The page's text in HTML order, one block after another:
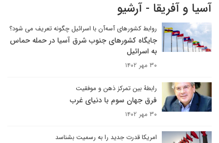
آسیا و آفریقا - آرشیو
روابط کشورهای آسه‌آن با اسرائیل چگونه تعریف می شود؟
جایگاه کشورهای جنوب شرق آسیا در حمله حماس
به اسرائیل
۳۰ مهر ۱۴۰۲
رابطۀ بین تمرکز ذهن و موفقیت
فرق جهان سوم با دنیای غرب
۳۰ مهر ۱۴۰۲
امریکا قدرت جدید را به رسمیت بشناسد